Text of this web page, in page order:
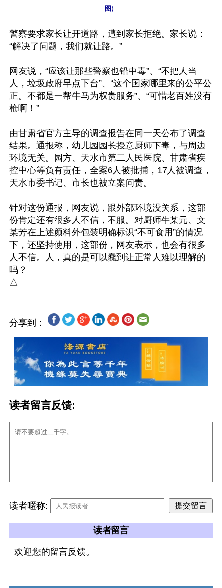
图）
警察要求家长让开道路，遭到家长拒绝。家长说：
“解决了问题，我们就让路。”
网友说，“应该让那些警察也铅中毒”、“不把人当
人，垃圾政府早点下台”、“这个国家哪里来的公平公
正。不都是一帮牛马为权贵服务”、“可惜老百姓没有
枪啊！”
由甘肃省官方主导的调查报告在同一天公布了调查
结果。通报称，幼儿园园长授意厨师下毒，与周边
环境无关。园方、天水市第二人民医院、甘肃省疾
控中心等负有责任，全案6人被批捕，17人被调查，
天水市委书记、市长也被立案问责。
针对这份通报，网友说，跟外部环境没关系，这部
份肯定还有很多人不信，不服。对厨师牛某元、文
某芳在上述颜料外包装明确标识“不可食用”的情况
下，还坚持使用，这部份，网友表示，也会有很多
人不信。人，真的是可以蠢到让正常人难以理解的
吗？
分享到：
读者留言反馈:
读者暱称:
读者留言
欢迎您的留言反馈。